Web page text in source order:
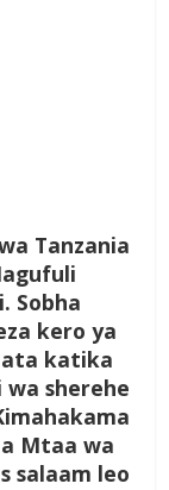
Tanzania
Sobha
kero ya
katika
sherehe
Mtaa wa
salaam leo